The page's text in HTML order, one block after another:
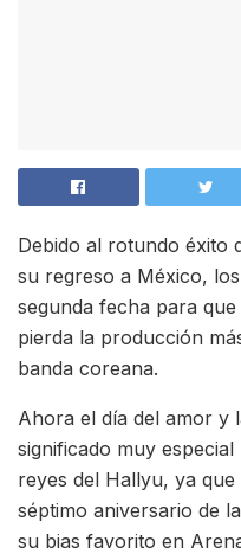
Debido al rotundo éxito
su regreso a México,
segunda fecha para
pierda la producción
banda coreana.
Ahora el día del amor y
significado muy
reyes del Hallyu, ya
séptimo aniversario de
su bias favorito en